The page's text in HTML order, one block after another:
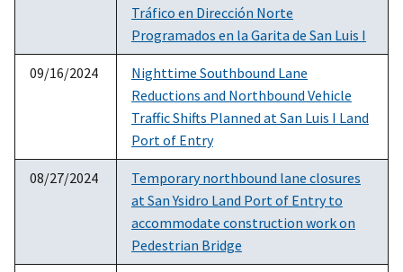
Tráfico en Dirección Norte
Programados en la Garita de San Luis I
09/16/2024
Nighttime Southbound Lane
Reductions and Northbound Vehicle
Traffic Shifts Planned at San Luis I Land
Port of Entry
08/27/2024
Temporary northbound lane closures
at San Ysidro Land Port of Entry to
accommodate construction work on
Pedestrian Bridge